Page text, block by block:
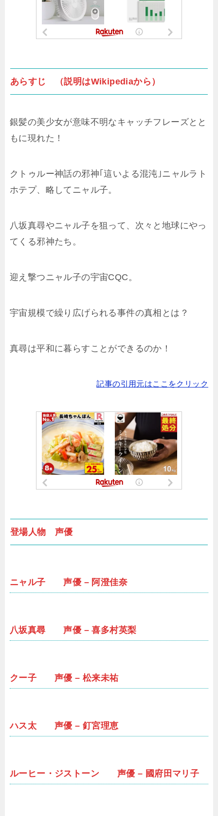
あらすじ （説明はWikipediaから）
銀髪の美少女が意味不明なキャッチフレーズとと
もに現れた！
クトゥルー神話の邪神｢這いよる混沌｣ニャルラト
ホテプ、略してニャル子。
八坂真尋やニャル子を狙って、次々と地球にやっ
てくる邪神たち。
迎え撃つニャル子の宇宙CQC。
宇宙規模で繰り広げられる事件の真相とは？
真尋は平和に暮らすことができるのか！
記事の引用元はここをクリック
登場人物 声優
ニャル子 声優 – 阿澄佳奈
八坂真尋 声優 – 喜多村英梨
クー子 声優 – 松来未祐
ハス太 声優 – 釘宮理恵
ルーヒー・ジストーン 声優 – 國府田マリ子